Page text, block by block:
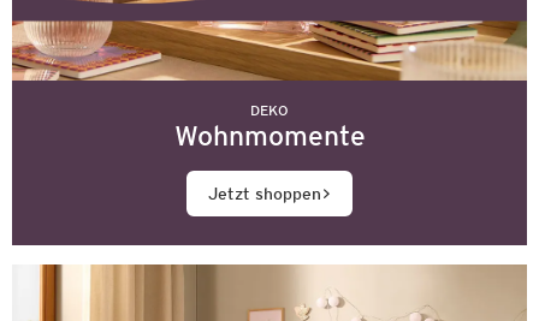
DEKO
Wohnmomente
Jetzt shoppen